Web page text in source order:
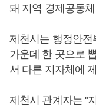
돼 지역 경제공동
제천시는 행정안전
가운데 한 곳으로
서 다른 지자체에
제천시 관계자는 "